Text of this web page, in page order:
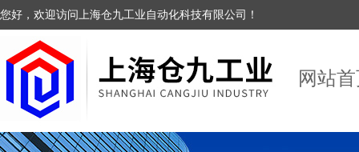
您好，欢迎访问上海仓九工业自动化科技有限公司！
网站